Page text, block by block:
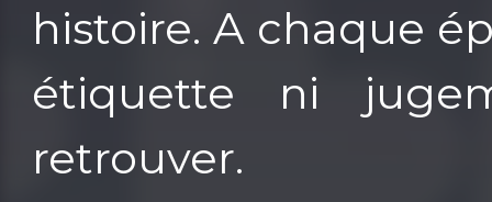
histoire. A chaque
étiquette ni
retrouver.